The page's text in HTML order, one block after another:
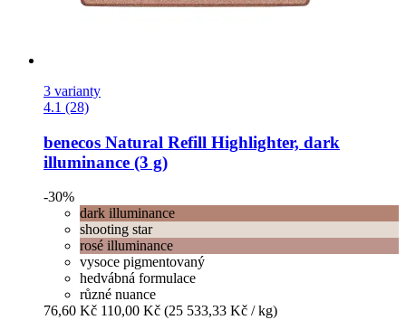
3 varianty
4.1 (28)
benecos Natural Refill Highlighter, dark
illuminance (3 g)
-30%
dark illuminance
shooting star
rosé illuminance
vysoce pigmentovaný
hedvábná formulace
různé nuance
76,60 Kč 110,00 Kč (25 533,33 Kč / kg)